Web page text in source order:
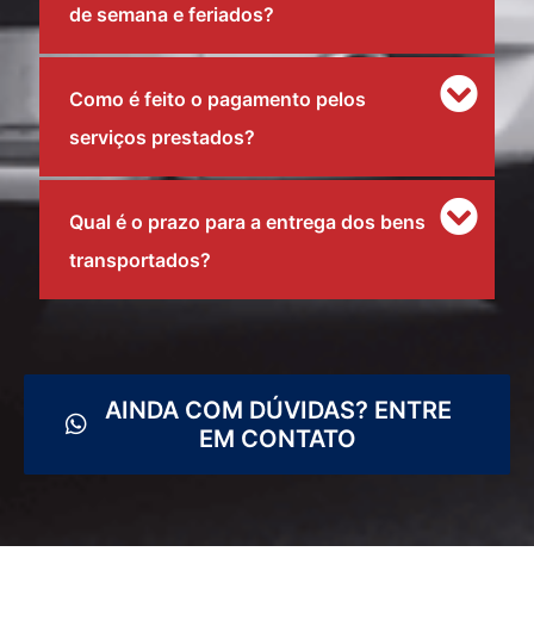
de semana e feriados?
Como é feito o pagamento pelos
serviços prestados?
Qual é o prazo para a entrega dos bens
transportados?
AINDA COM DÚVIDAS? ENTRE
EM CONTATO